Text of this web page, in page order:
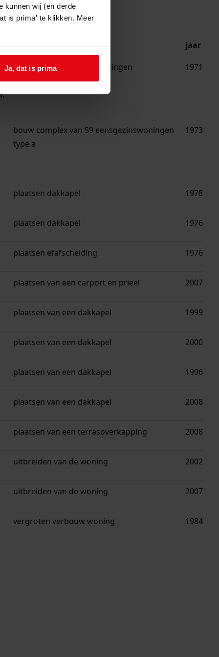
kunnen wij (en derde
is prima' te klikken. Meer
Ja, dat is prima
jaar
bouw complex van 48 woningen 1971
bouw complex van 59 eensgezinswoningen
type a
1973
plaatsen dakkapel 1978
plaatsen dakkapel 1976
plaatsen efafscheiding 1976
plaatsen van een carport en prieel 2007
plaatsen van een dakkapel 1999
plaatsen van een dakkapel 2000
plaatsen van een dakkapel 1996
plaatsen van een dakkapel 2008
plaatsen van een terrasoverkapping 2008
uitbreiden van de woning 2002
uitbreiden van de woning 2007
vergroten verbouw woning 1984